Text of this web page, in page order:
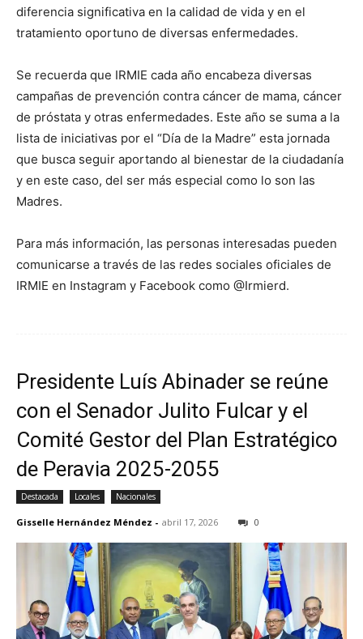
diferencia significativa en la calidad de vida y en el
tratamiento oportuno de diversas enfermedades.
Se recuerda que IRMIE cada año encabeza diversas
campañas de prevención contra cáncer de mama, cáncer
de próstata y otras enfermedades. Este año se suma a la
lista de iniciativas por el “Día de la Madre” esta jornada
que busca seguir aportando al bienestar de la ciudadanía
y en este caso, del ser más especial como lo son las
Madres.
Para más información, las personas interesadas pueden
comunicarse a través de las redes sociales oficiales de
IRMIE en Instagram y Facebook como @Irmierd.
Presidente Luís Abinader se reúne
con el Senador Julito Fulcar y el
Comité Gestor del Plan Estratégico
de Peravia 2025-2055
Destacada Locales Nacionales
Gisselle Hernández Méndez - abril 17, 2026 0